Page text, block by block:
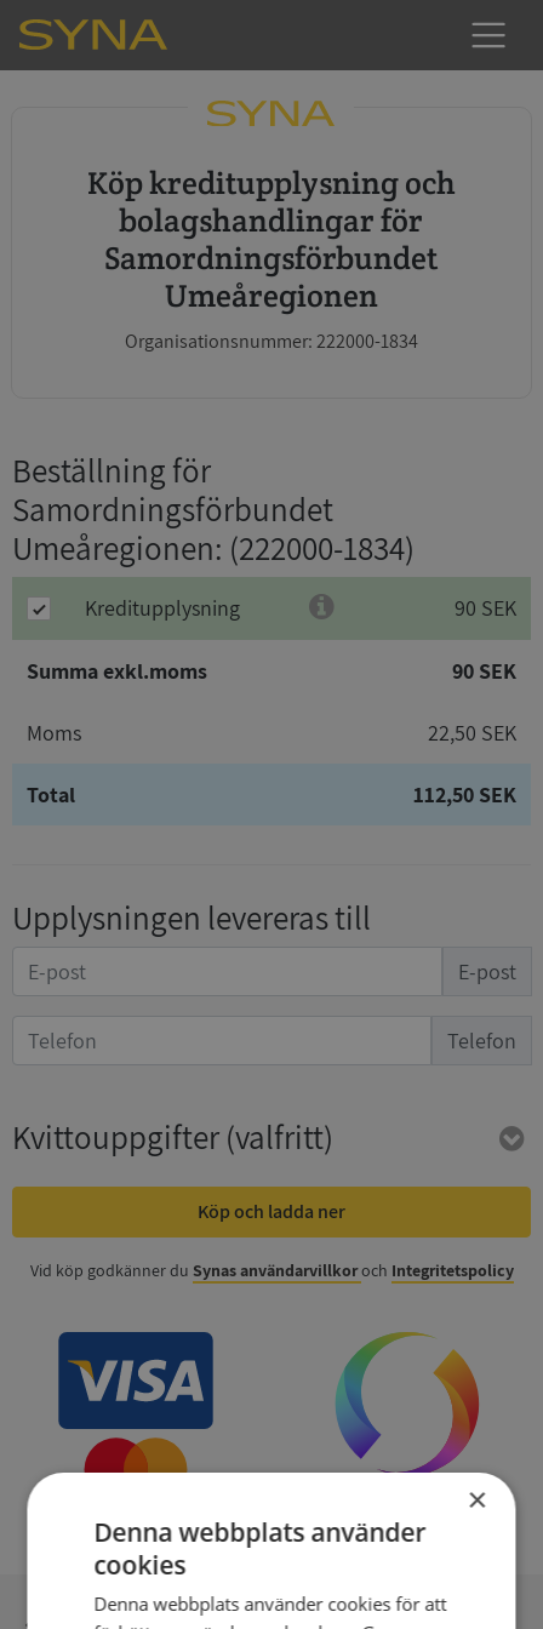
Köp kreditupplysning och
bolagshandlingar för
Samordningsförbundet
Umeåregionen
Organisationsnummer: 222000-1834
Beställning för
Samordningsförbundet
Umeåregionen: (222000-1834)
Kreditupplysning 90 SEK
Summa exkl.moms 90 SEK
Moms 22,50 SEK
Total 112,50 SEK
Upplysningen levereras till
E-post
Telefon
Kvittouppgifter(valfritt)
Köp och ladda ner
Vid köp godkänner du Synas användarvillkoroch Integritetspolicy
×
Denna webbplats använder
cookies
Denna webbplats använder cookies för att